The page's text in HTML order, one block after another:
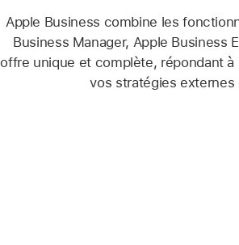
Apple Business combine les
Business Manager, Apple Business
offre unique et complète, répondant
vos stratégies